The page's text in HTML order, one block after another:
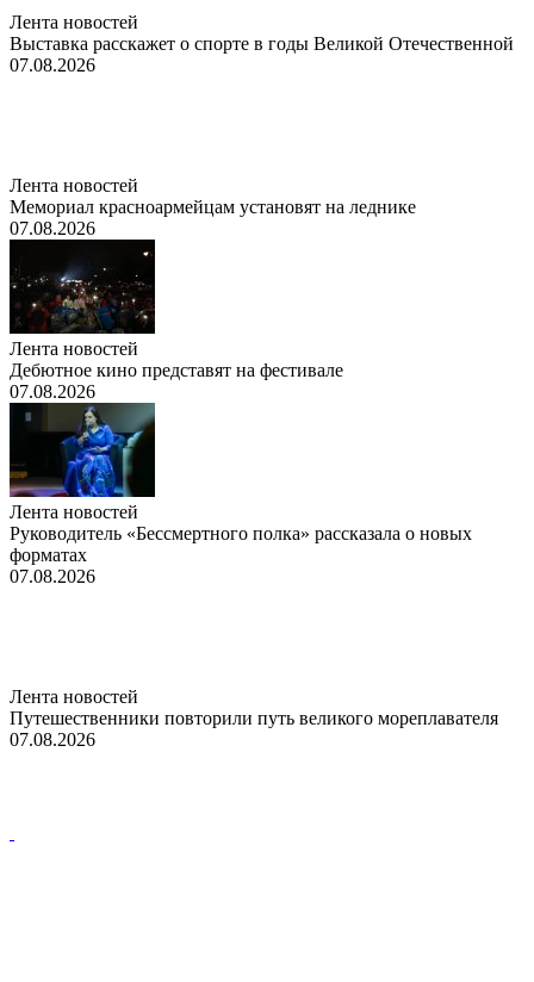
Лента новостей
Выставка расскажет о спорте в годы Великой Отечественной
07.08.2026
Лента новостей
Мемориал красноармейцам установят на леднике
07.08.2026
Лента новостей
Дебютное кино представят на фестивале
07.08.2026
Лента новостей
Руководитель «Бессмертного полка» рассказала о новых
форматах
07.08.2026
Лента новостей
Путешественники повторили путь великого мореплавателя
07.08.2026